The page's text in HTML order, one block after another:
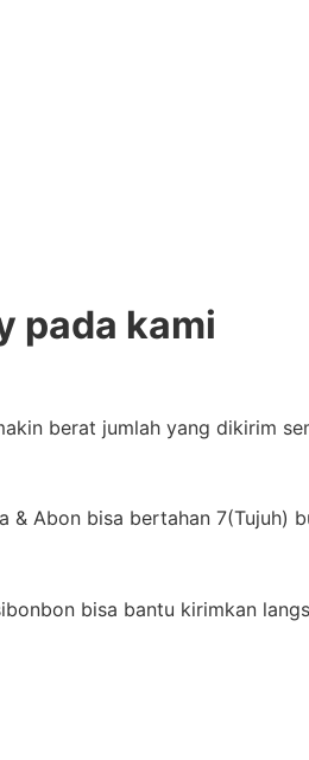
pada kami
berat jumlah yang dikirim
& Abon bisa bertahan 7(Tujuh)
bisa bantu kirimkan